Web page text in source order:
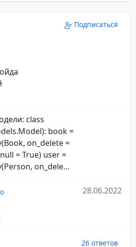
Подписаться
class
book =
on_delete =
= True) user =
on_dele...
28.06.2022
26 ответов